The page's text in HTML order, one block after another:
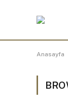
Anasayfa